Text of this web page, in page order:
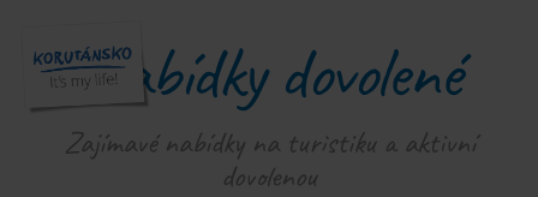
Nabídky dovolené
Zajímavé nabídky na turistiku a aktivní
dovolenou